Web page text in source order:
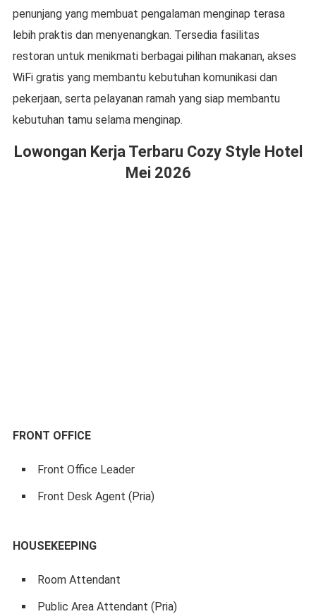
penunjang yang membuat pengalaman menginap terasa
lebih praktis dan menyenangkan. Tersedia fasilitas
restoran untuk menikmati berbagai pilihan makanan, akses
WiFi gratis yang membantu kebutuhan komunikasi dan
pekerjaan, serta pelayanan ramah yang siap membantu
kebutuhan tamu selama menginap.
Lowongan Kerja Terbaru Cozy Style Hotel
Mei 2026
FRONT OFFICE
Front Office Leader
Front Desk Agent (Pria)
HOUSEKEEPING
Room Attendant
Public Area Attendant (Pria)